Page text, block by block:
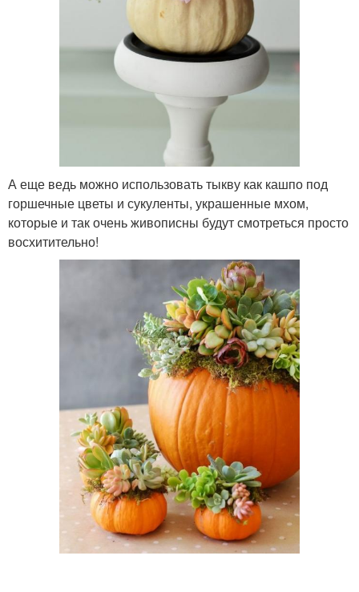
А еще ведь можно использовать тыкву как кашпо под
горшечные цветы и сукуленты, украшенные мхом,
которые и так очень живописны будут смотреться просто
восхитительно!